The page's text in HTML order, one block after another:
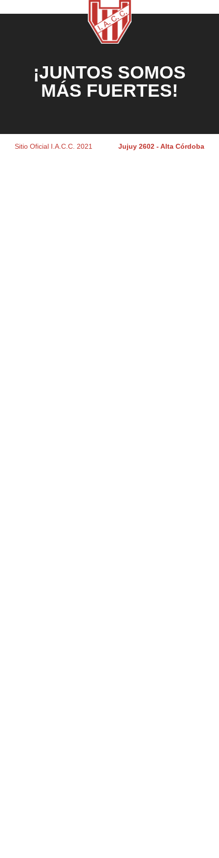
¡JUNTOS SOMOS
MÁS FUERTES!
Sitio Oficial I.A.C.C. 2021 Jujuy 2602 - Alta Córdoba